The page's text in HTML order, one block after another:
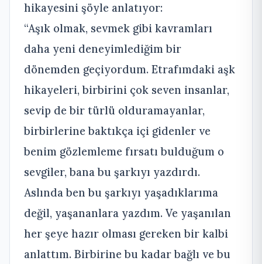
hikayesini şöyle anlatıyor:
“Aşık olmak, sevmek gibi kavramları
daha yeni deneyimlediğim bir
dönemden geçiyordum. Etrafımdaki aşk
hikayeleri, birbirini çok seven insanlar,
sevip de bir türlü olduramayanlar,
birbirlerine baktıkça içi gidenler ve
benim gözlemleme fırsatı bulduğum o
sevgiler, bana bu şarkıyı yazdırdı.
Aslında ben bu şarkıyı yaşadıklarıma
değil, yaşananlara yazdım. Ve yaşanılan
her şeye hazır olması gereken bir kalbi
anlattım. Birbirine bu kadar bağlı ve bu